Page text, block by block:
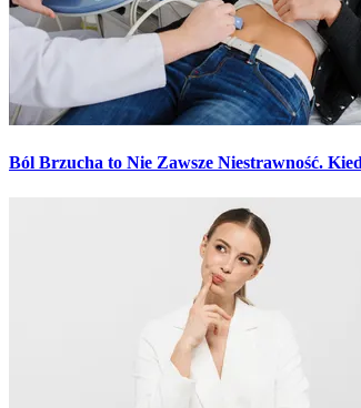
Ból Brzucha to Nie Zawsze Niestrawność.